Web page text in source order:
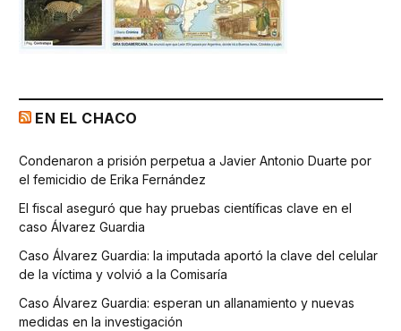
EN EL CHACO
Condenaron a prisión perpetua a Javier Antonio Duarte por
el femicidio de Erika Fernández
El fiscal aseguró que hay pruebas científicas clave en el
caso Álvarez Guardia
Caso Álvarez Guardia: la imputada aportó la clave del celular
de la víctima y volvió a la Comisaría
Caso Álvarez Guardia: esperan un allanamiento y nuevas
medidas en la investigación